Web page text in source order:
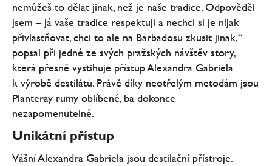
nemůžeš to dělat jinak, než je naše tradice. Odpověděl
jsem – já vaše tradice respektuji a nechci si je nijak
přivlastňovat, chci to ale na Barbadosu zkusit jinak,“
popsal při jedné ze svých pražských návštěv story,
která přesně vystihuje přístup Alexandra Gabriela
k výrobě destilátů. Právě díky neotřelým metodám jsou
Planteray rumy oblíbené, ba dokonce
nezapomenutelné.
Unikátní přístup
Vášní Alexandra Gabriela jsou destilační přístroje.